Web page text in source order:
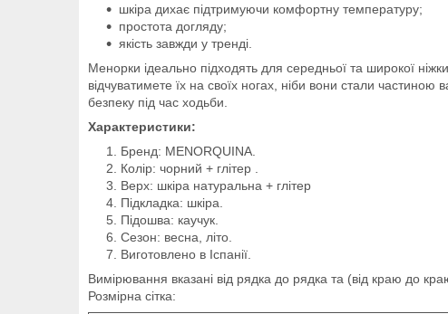
шкіра дихає підтримуючи комфортну температуру;
простота догляду;
якість завжди у тренді.
Менорки ідеально підходять для середньої та широкої
відчуватимете їх на своїх ногах, ніби вони стали
безпеку під час ходьби.
Характеристики:
Бренд: MENORQUINA.
Колір: чорний + глітер .
Верх: шкіра натуральна + глітер
Підкладка: шкіра.
Підошва: каучук.
Сезон: весна, літо.
Виготовлено в Іспанії.
Вимірювання вказані від рядка до рядка та (від краю до
Розмірна сітка: